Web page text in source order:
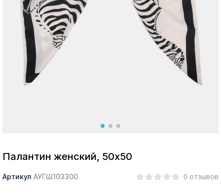
Москва
Палантин женский, 50х50
Артикул АУГШ103300 0 отзывов